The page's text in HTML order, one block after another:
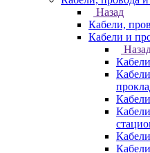
Назад
Кабели,
Кабели и